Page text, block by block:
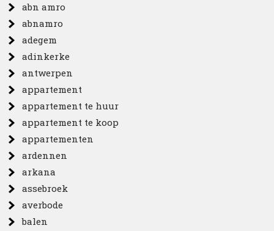
abn amro
abnamro
adegem
adinkerke
antwerpen
appartement
appartement te huur
appartement te koop
appartementen
ardennen
arkana
assebroek
averbode
balen